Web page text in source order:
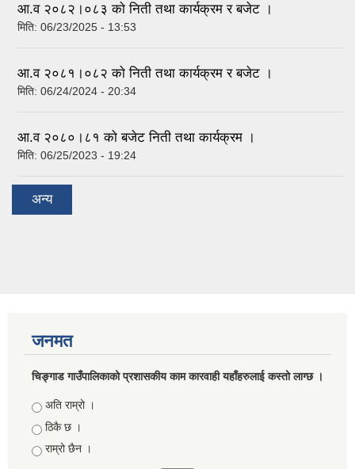
आ.व २०८२।०८३ काे निती तथा कार्यक्रम र बजेट ।
मिति: 06/23/2025 - 13:53
आ.व २०८१।०८२ काे निती तथा कार्यक्रम र बजेट ।
मिति: 06/24/2024 - 20:34
आ.व २०८०।८१ काे बजेट निती तथा कार्यक्रम ।
मिति: 06/25/2023 - 19:24
अन्य
जनमत
चिङ्गाड गाउँपालिकाको प्रशासकीय काम कारवाही यहाँहरुलाई कस्तो लाग्छ ।
Choices
अति राम्रो ।
ठिकै छ ।
राम्रो छैन ।